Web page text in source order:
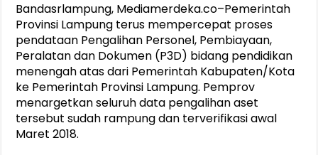
Ketua PMI Provinsi Lampung Lantik Pengurus PMI Lampung
Bandasrlampung, Mediamerdeka.co–Pemerintah
Provinsi Lampung terus mempercepat proses
pendataan Pengalihan Personel, Pembiayaan,
Peralatan dan Dokumen (P3D) bidang pendidikan
menengah atas dari Pemerintah Kabupaten/Kota
ke Pemerintah Provinsi Lampung. Pemprov
menargetkan seluruh data pengalihan aset
tersebut sudah rampung dan terverifikasi awal
Maret 2018.